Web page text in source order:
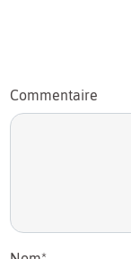
Commentaire